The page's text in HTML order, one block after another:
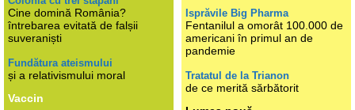
Cine domină România?
întrebarea evitată de falșii
suveraniști
Fundătura ateismului
și a relativismului moral
Vaccin
Isprăvile Big Pharma
Fentanilul a omorât 100.000 de
americani în primul an de
pandemie
Tratatul de la Trianon
de ce merită sărbătorit